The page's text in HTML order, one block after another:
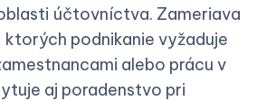
účtovníctva. Zameriava
ktorých podnikanie vyžaduje
alebo prácu v
aj poradenstvo pri